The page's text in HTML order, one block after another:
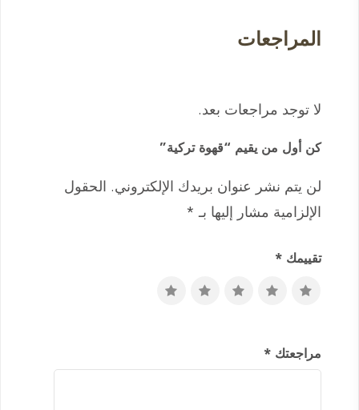
المراجعات
لا توجد مراجعات بعد.
كن أول من يقيم “قهوة تركية”
لن يتم نشر عنوان بريدك الإلكتروني. الحقول
الإلزامية مشار إليها بـ *
تقييمك *
مراجعتك *